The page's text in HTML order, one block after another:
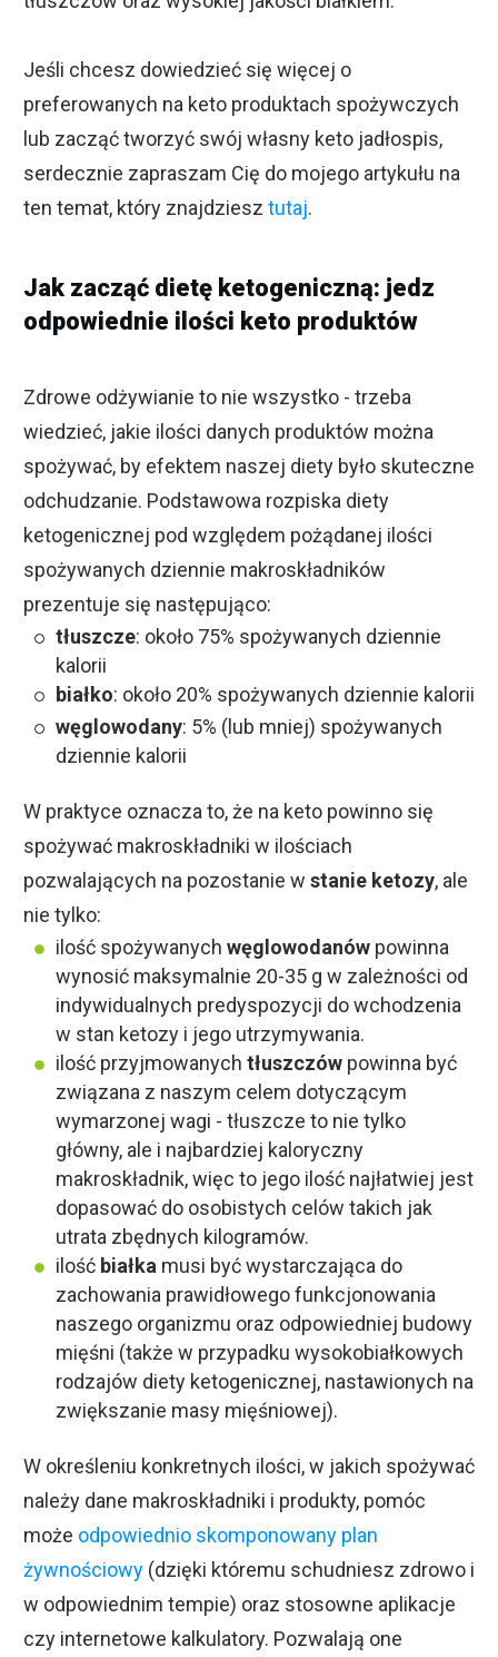
Jeśli chcesz dowiedzieć się więcej o
preferowanych na keto produktach spożywczych
lub zacząć tworzyć swój własny keto jadłospis,
serdecznie zapraszam Cię do mojego artykułu na
ten temat, który znajdziesz tutaj.
Jak zacząć dietę ketogeniczną: jedz
odpowiednie ilości keto produktów
Zdrowe odżywianie to nie wszystko - trzeba
wiedzieć, jakie ilości danych produktów można
spożywać, by efektem naszej diety było skuteczne
odchudzanie. Podstawowa rozpiska diety
ketogenicznej pod względem pożądanej ilości
spożywanych dziennie makroskładników
prezentuje się następująco:
tłuszcze: około 75% spożywanych dziennie
kalorii
białko: około 20% spożywanych dziennie kalorii
węglowodany: 5% (lub mniej) spożywanych
dziennie kalorii
W praktyce oznacza to, że na keto powinno się
spożywać makroskładniki w ilościach
pozwalających na pozostanie w stanie ketozy, ale
nie tylko:
ilość spożywanych węglowodanów powinna
wynosić maksymalnie 20-35 g w zależności od
indywidualnych predyspozycji do wchodzenia
w stan ketozy i jego utrzymywania.
ilość przyjmowanych tłuszczów powinna być
związana z naszym celem dotyczącym
wymarzonej wagi - tłuszcze to nie tylko
główny, ale i najbardziej kaloryczny
makroskładnik, więc to jego ilość najłatwiej jest
dopasować do osobistych celów takich jak
utrata zbędnych kilogramów.
ilość białka musi być wystarczająca do
zachowania prawidłowego funkcjonowania
naszego organizmu oraz odpowiedniej budowy
mięśni (także w przypadku wysokobiałkowych
rodzajów diety ketogenicznej, nastawionych na
zwiększanie masy mięśniowej).
W określeniu konkretnych ilości, w jakich spożywać
należy dane makroskładniki i produkty, pomóc
może odpowiednio skomponowany plan
żywnościowy (dzięki któremu schudniesz zdrowo i
w odpowiednim tempie) oraz stosowne aplikacje
czy internetowe kalkulatory. Pozwalają one